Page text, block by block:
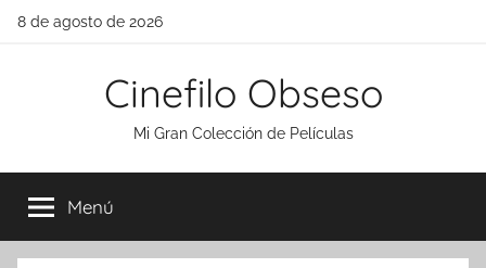
Saltar
8 de agosto de 2026
Cinefilo Obseso
Mi Gran Colección de Películas
Menú